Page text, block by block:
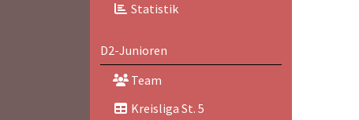
Statistik
D2-Junioren
Team
Kreisliga St. 5